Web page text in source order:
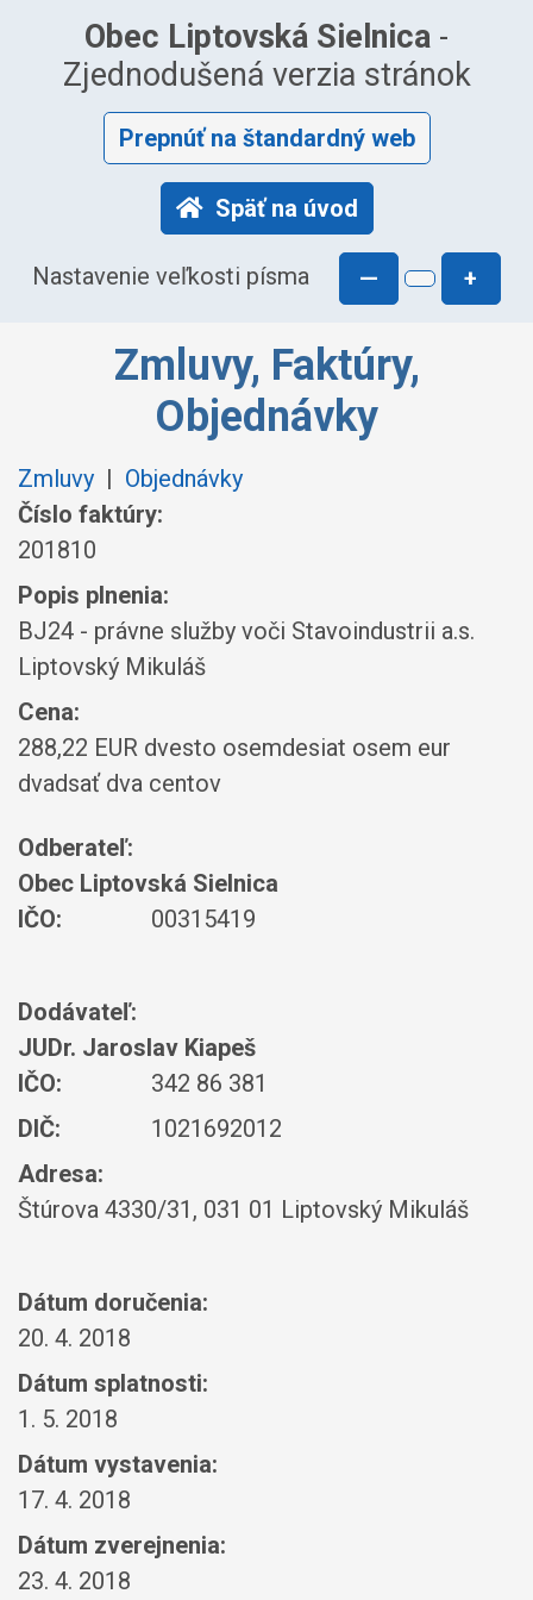
Obec Liptovská Sielnica -
Zjednodušená verzia stránok
Prepnúť na štandardný web
Späť na úvod
Nastavenie veľkosti písma — +
Zmluvy, Faktúry,
Objednávky
Zmluvy | Objednávky
Číslo faktúry:
201810
Popis plnenia:
BJ24 - právne služby voči Stavoindustrii a.s.
Liptovský Mikuláš
Cena:
288,22 EUR dvesto osemdesiat osem eur
dvadsať dva centov
Odberateľ:
Obec Liptovská Sielnica
IČO:
00315419
Dodávateľ:
JUDr. Jaroslav Kiapeš
IČO:
342 86 381
DIČ:
1021692012
Adresa:
Štúrova 4330/31, 031 01 Liptovský Mikuláš
Dátum doručenia:
20. 4. 2018
Dátum splatnosti:
1. 5. 2018
Dátum vystavenia:
17. 4. 2018
Dátum zverejnenia:
23. 4. 2018